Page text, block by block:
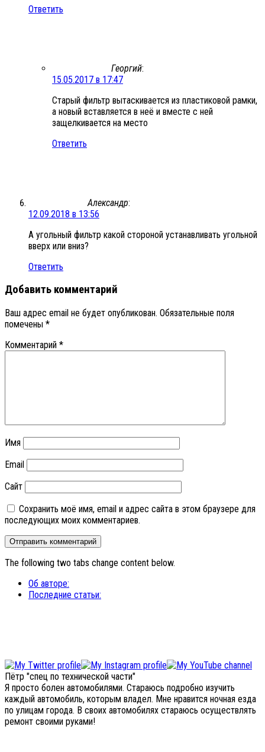
Ответить
Георгий:
15.05.2017 в 17:47
Старый фильтр вытаскивается из пластиковой рамки,
а новый вставляется в неё и вместе с ней
защелкивается на место
Ответить
Александр:
12.09.2018 в 13:56
А угольный фильтр какой стороной устанавливать угольной
вверх или вниз?
Ответить
Добавить комментарий
Ваш адрес email не будет опубликован. Обязательные поля
помечены *
Комментарий *
Имя
Email
Сайт
Сохранить моё имя, email и адрес сайта в этом браузере для
последующих моих комментариев.
The following two tabs change content below.
Об авторе:
Последние статьи:
Пётр "спец по технической части"
Я просто болен автомобилями. Стараюсь подробно изучить
каждый автомобиль, которым владел. Мне нравится ночная езда
по улицам города. В своих автомобилях стараюсь осуществлять
ремонт своими руками!